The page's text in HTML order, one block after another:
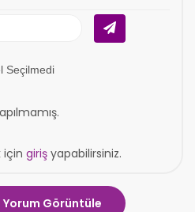
Seçilmedi
için girişyapabilirsiniz.
Daha Fazla Yorum Görüntüle